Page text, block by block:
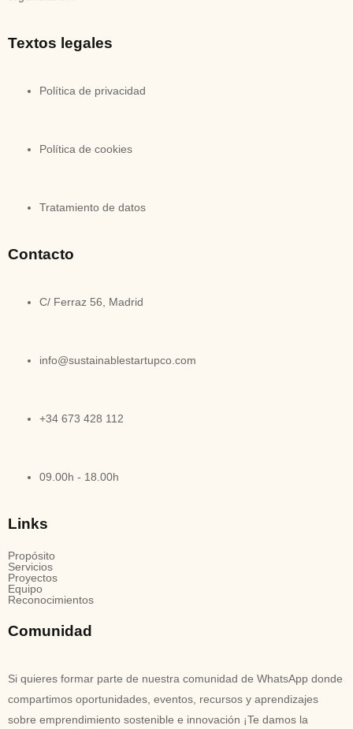
Textos legales
Política de privacidad
Política de cookies
Tratamiento de datos
Contacto
C/ Ferraz 56, Madrid
info@sustainablestartupco.com
+34 673 428 112
09.00h - 18.00h
Links
Propósito
Servicios
Proyectos
Equipo
Reconocimientos
Comunidad
Si quieres formar parte de nuestra comunidad de WhatsApp donde
compartimos oportunidades, eventos, recursos y aprendizajes
sobre emprendimiento sostenible e innovación ¡Te damos la